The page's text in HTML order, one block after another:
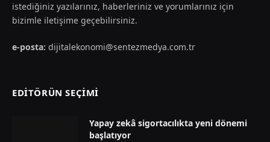
istediğiniz yazılarınız, haberleriniz ve yorumlarınız için
bizimle iletişime geçebilirsiniz.
e-posta: dijitalekonomi@sentezmedya.com.tr
EDİTÖRÜN SEÇİMİ
Yapay zekâ sigortacılıkta yeni dönemi
başlatıyor